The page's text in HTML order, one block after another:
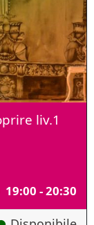
liv.1
19:00 - 20:30